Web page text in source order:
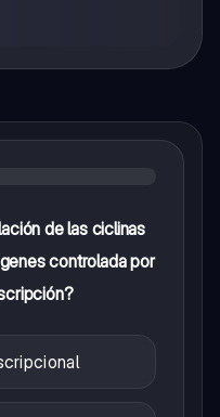
de las ciclinas
controlada por